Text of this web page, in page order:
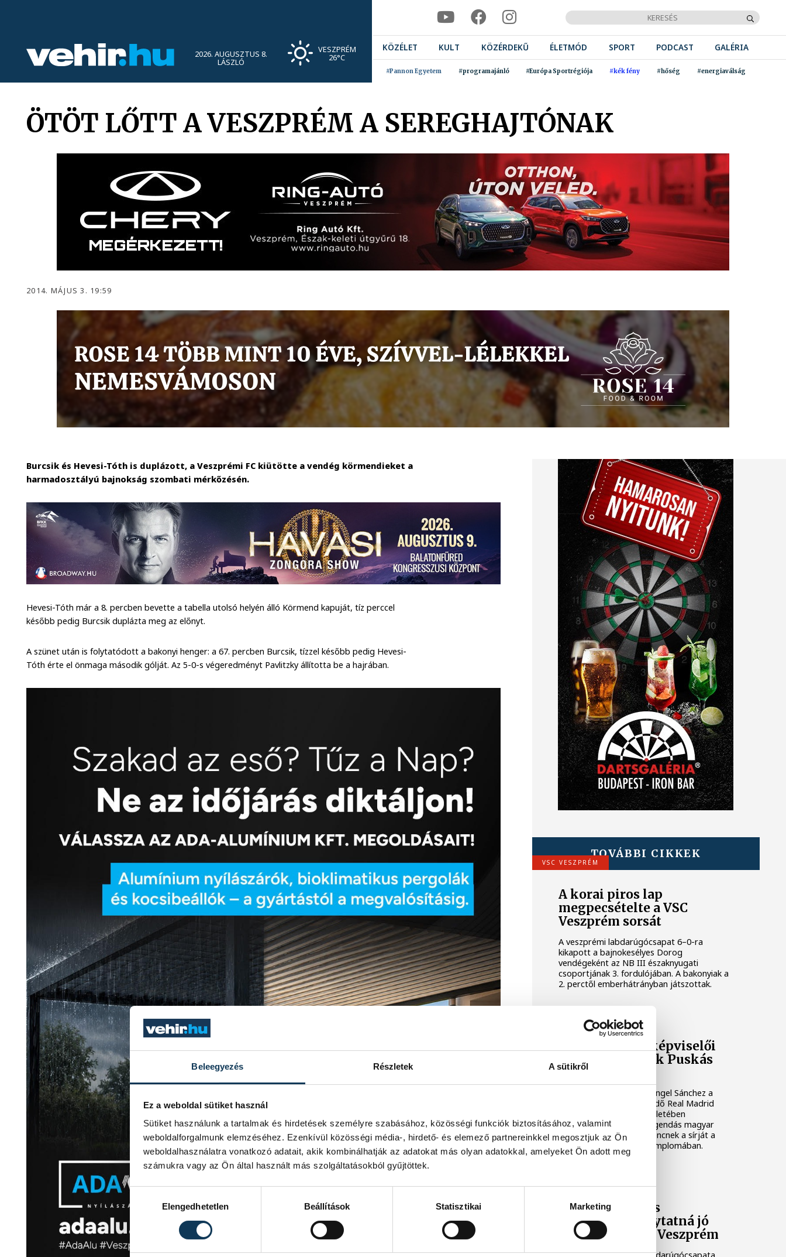
Beleegyezés Részletek A sütikről
Ez a weboldal sütiket használ
Sütiket használunk a tartalmak és hirdetések személyre szabásához, közösségi funkciók biztosításához, valamint
weboldalforgalmunk elemzéséhez. Ezenkívül közösségi média-, hirdető- és elemező partnereinkkel megosztjuk az Ön
weboldalhasználatra vonatkozó adatait, akik kombinálhatják az adatokat más olyan adatokkal, amelyeket Ön adott meg
számukra vagy az Ön által használt más szolgáltatásokból gyűjtöttek.
Hozzájárulás kiválasztása
Elengedhetetlen
Beállítások Statisztikai Marketing
2026. AUGUSZTUS 8.
LÁSZLÓ
VESZPRÉM
26°C
KÖZÉLET KULT KÖZÉRDEKŰ ÉLETMÓD SPORT PODCAST GALÉRIA
#Pannon Egyetem #programajánló #Európa Sportrégiója #kék fény #hőség #energiaválság
ÖTÖT LŐTT A VESZPRÉM A SEREGHAJTÓNAK
2014. MÁJUS 3. 19:59
Burcsik és Hevesi-Tóth is duplázott, a Veszprémi FC kiütötte a vendég körmendieket a
harmadosztályú bajnokság szombati mérkőzésén.
Hevesi-Tóth már a 8. percben bevette a tabella utolsó helyén álló Körmend kapuját, tíz perccel
később pedig Burcsik duplázta meg az előnyt.
A szünet után is folytatódott a bakonyi henger: a 67. percben Burcsik, tízzel később pedig Hevesi-
Tóth érte el önmaga második gólját. Az 5-0-s végeredményt Pavlitzky állította be a hajrában.
TOVÁBBI CIKKEK
VSC VESZPRÉM
A korai piros lap
megpecsételte a VSC
Veszprém sorsát
A veszprémi labdarúgócsapat 6–0-ra
kikapott a bajnokesélyes Dorog
vendégeként az NB III északnyugati
csoportjának 3. fordulójában. A bakonyiak a
2. perctől emberhátrányban játszottak.
A Real Madrid képviselői
megkoszorúzták Puskás
Ferenc sírját
Roberto Carlos és José Ángel Sánchez a
Budapesten vendégeskedő Real Madrid
labdarúgócsapat képviseletében
megkoszorúzta a klub legendás magyar
játékosának, Puskás Ferencnek a sírját a
Szent István Bazilika altemplomában.
A bajnokesélyes
otthonában folytatná jó
sorozatát a VSC Veszprém